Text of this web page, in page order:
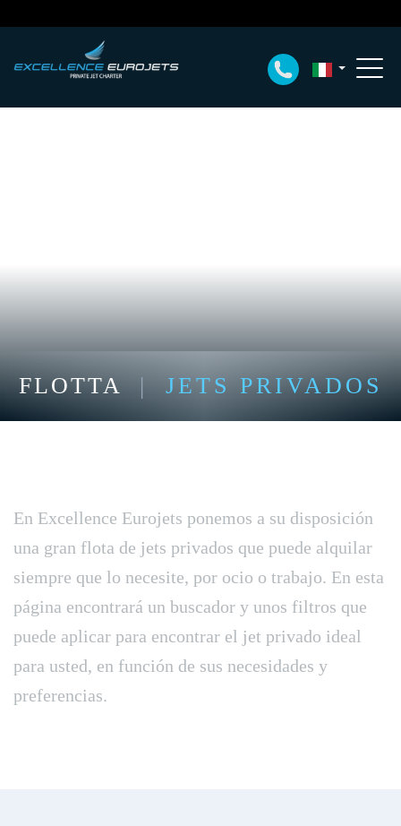
FLOTTA | JETS PRIVADOS
En Excellence Eurojets ponemos a su disposición
una gran flota de jets privados que puede alquilar
siempre que lo necesite, por ocio o trabajo. En esta
página encontrará un buscador y unos filtros que
puede aplicar para encontrar el jet privado ideal
para usted, en función de sus necesidades y
preferencias.